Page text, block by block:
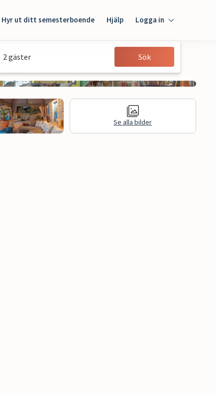
Hyr ut ditt semesterboende Hjälp Logga in
Gäst
2 gäster Sök
Se alla bilder